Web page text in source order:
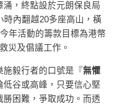
，終點設於元朗保良局
內翻越20多座高山，橫
年活動的籌款目標為港幣
災及倡議工作。
施毅行者的口號是『無懼
低谷或高峰，只要信心堅
困難，爭取成功。而透